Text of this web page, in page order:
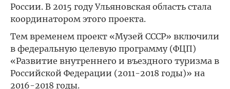
России. В 2015 году Ульяновская область стала
координатором этого проекта.
Тем временем проект «Музей СССР» включили
в федеральную целевую программу (ФЦП)
«Развитие внутреннего и въездного туризма в
Российской Федерации (2011-2018 годы)» на
2016-2018 годы.